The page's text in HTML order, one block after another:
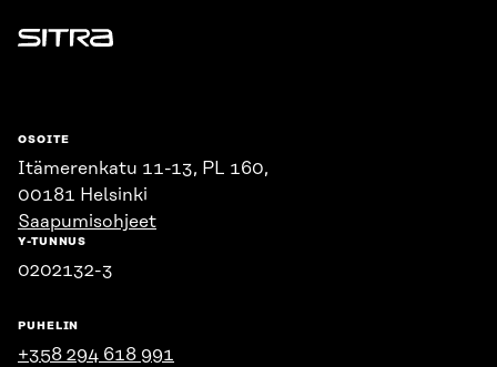
Sitra
OSOITE
Itämerenkatu 11-13, PL 160,
00181 Helsinki
Saapumisohjeet
Y-TUNNUS
0202132-3
PUHELIN
+358 294 618 991